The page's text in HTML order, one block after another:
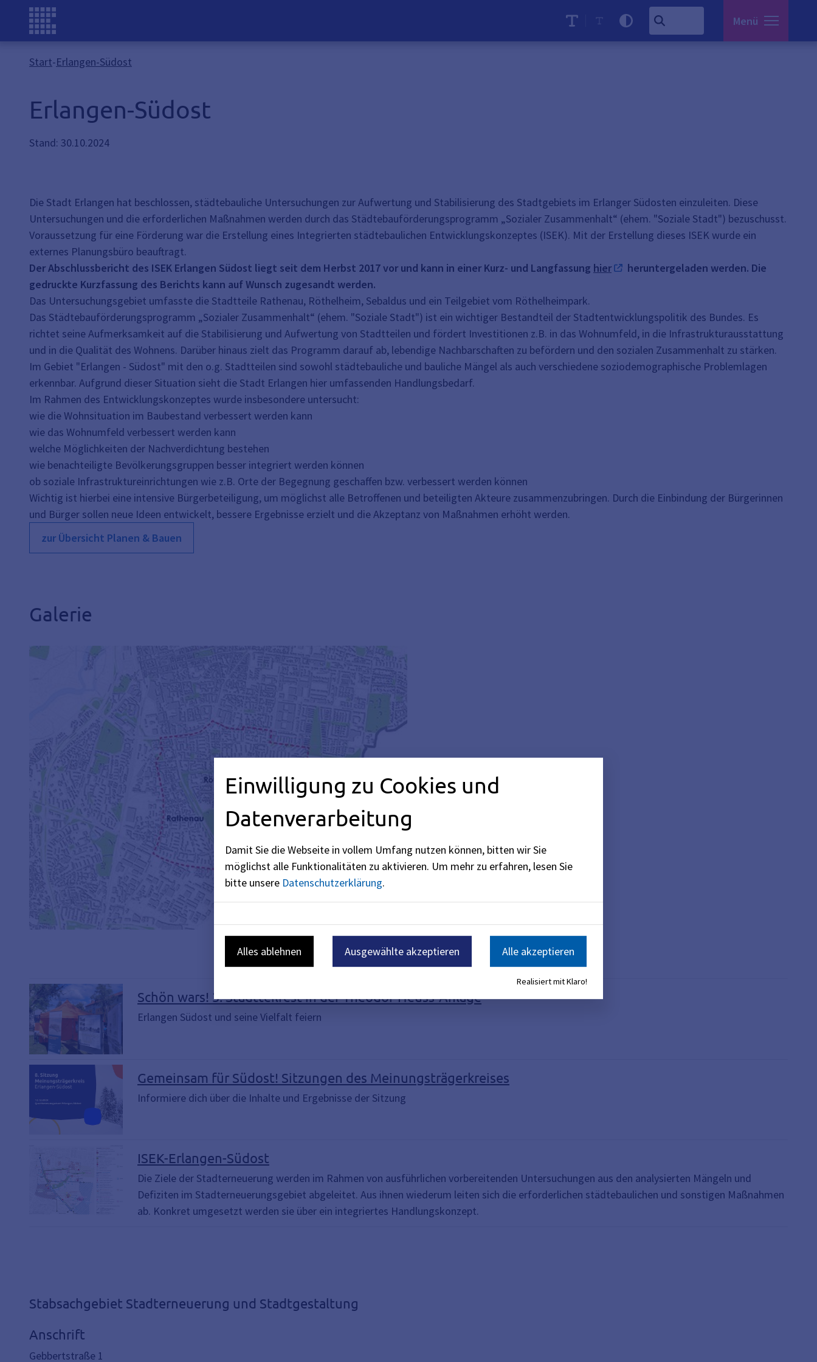
Menü
Start-Erlangen-Südost
Erlangen-Südost
Stand: 30.10.2024
Die Stadt Erlangen hat beschlossen, städtebauliche Untersuchungen zur Aufwertung und Stabilisierung des Stadtgebiets im Erlanger Südosten einzuleiten. Diese
Untersuchungen und die erforderlichen Maßnahmen werden durch das Städtebauförderungsprogramm „Sozialer Zusammenhalt“ (ehem. "Soziale Stadt") bezuschusst.
Voraussetzung für eine Förderung war die Erstellung eines Integrierten städtebaulichen Entwicklungskonzeptes (ISEK). Mit der Erstellung dieses ISEK wurde ein
externes Planungsbüro beauftragt.
Der Abschlussbericht des ISEK Erlangen Südost liegt seit dem Herbst 2017 vor und kann in einer Kurz- und Langfassung hier
heruntergeladen werden. Die
gedruckte Kurzfassung des Berichts kann auf Wunsch zugesandt werden.
Das Untersuchungsgebiet umfasste die Stadtteile Rathenau, Röthelheim, Sebaldus und ein Teilgebiet vom Röthelheimpark.
Das Städtebauförderungsprogramm „Sozialer Zusammenhalt“ (ehem. "Soziale Stadt") ist ein wichtiger Bestandteil der Stadtentwicklungspolitik des Bundes. Es
richtet seine Aufmerksamkeit auf die Stabilisierung und Aufwertung von Stadtteilen und fördert Investitionen z.B. in das Wohnumfeld, in die Infrastrukturausstattung
und in die Qualität des Wohnens. Darüber hinaus zielt das Programm darauf ab, lebendige Nachbarschaften zu befördern und den sozialen Zusammenhalt zu stärken.
Im Gebiet "Erlangen - Südost" mit den o.g. Stadtteilen sind sowohl städtebauliche und bauliche Mängel als auch verschiedene soziodemographische Problemlagen
erkennbar. Aufgrund dieser Situation sieht die Stadt Erlangen hier umfassenden Handlungsbedarf.
Im Rahmen des Entwicklungskonzeptes wurde insbesondere untersucht:
wie die Wohnsituation im Baubestand verbessert werden kann
wie das Wohnumfeld verbessert werden kann
welche Möglichkeiten der Nachverdichtung bestehen
wie benachteiligte Bevölkerungsgruppen besser integriert werden können
ob soziale Infrastruktureinrichtungen wie z.B. Orte der Begegnung geschaffen bzw. verbessert werden können
Wichtig ist hierbei eine intensive Bürgerbeteiligung, um möglichst alle Betroffenen und beteiligten Akteure zusammenzubringen. Durch die Einbindung der Bürgerinnen
und Bürger sollen neue Ideen entwickelt, bessere Ergebnisse erzielt und die Akzeptanz von Maßnahmen erhöht werden.
zur Übersicht Planen & Bauen
Galerie
Schön wars! 3. Stadtteilfest in der Theodor-Heuss-Anlage
Erlangen Südost und seine Vielfalt feiern
Gemeinsam für Südost! Sitzungen des Meinungsträgerkreises
Informiere dich über die Inhalte und Ergebnisse der Sitzung
ISEK-Erlangen-Südost
Die Ziele der Stadterneuerung werden im Rahmen von ausführlichen vorbereitenden Untersuchungen aus den analysierten Mängeln und
Defiziten im Stadterneuerungsgebiet abgeleitet. Aus ihnen wiederum leiten sich die erforderlichen städtebaulichen und sonstigen Maßnahmen
ab. Konkret umgesetzt werden sie über ein integriertes Handlungskonzept.
Stabsachgebiet Stadterneuerung und Stadtgestaltung
Anschrift
Gebbertstraße 1
Einwilligung zu Cookies und
Datenverarbeitung
Damit Sie die Webseite in vollem Umfang nutzen können, bitten wir Sie
möglichst alle Funktionalitäten zu aktivieren. Um mehr zu erfahren, lesen Sie
bitte unsere Datenschutzerklärung.
Alles ablehnen Ausgewählte akzeptieren Alle akzeptieren
Realisiert mit Klaro!